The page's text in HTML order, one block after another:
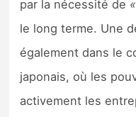
par la nécessité de
le long terme. Une
également dans le
japonais, où les
activement les